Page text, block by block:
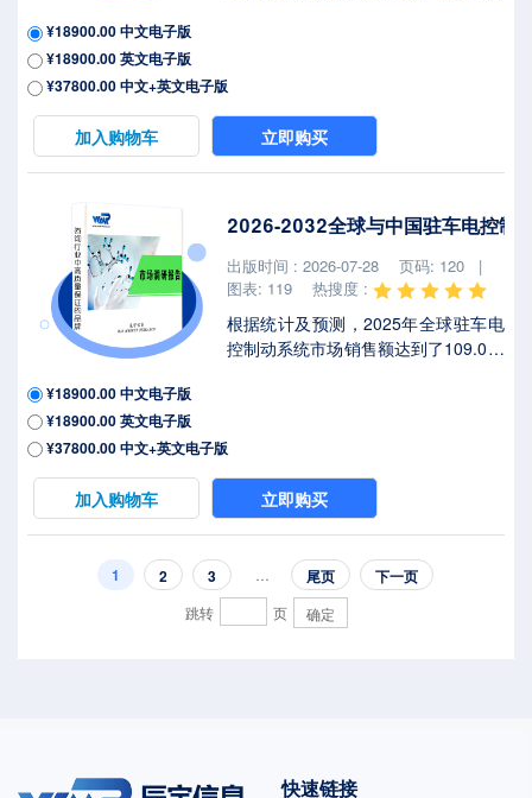
看，中国市场在过去几年变化较快，
2025年市场规模为 百万美元，约占全
球的 %，预计2032年将达到 百万美
元，届时全球占比将达到 %。2025年
著不确定性，本报告将深入解析最新
关税调整及各国应对战略对汽车碳纤
维嵌件市场竞争态势、区域经济联动
及供应链重构的潜在影响。2025年全
球汽车碳纤...
¥18900.00 中文电子版
¥18900.00 英文电子版
¥37800.00 中文+英文电子版
加入购物车 立即购买
2026-2032全球与中国驻车电控制
出版时间 : 2026-07-28
页码: 120 |
图表: 119
热搜度 :
根据统计及预测，2025年全球驻车电
控制动系统市场销售额达到了109.0亿
看，中国市场在过去几年变化较快，
2025年市场规模为 百万美元，约占全
球的 %，预计2032年将达到 百万美
元，届时全球占比将达到 %。2025年
著不确定性，本报告将深入解析最新
关税调整及各国应对战略对驻车电控
制动系统市场竞争态势、区域经济联
¥18900.00 中文电子版
¥18900.00 英文电子版
¥37800.00 中文+英文电子版
加入购物车 立即购买
1 2 3 尾页 下一页
跳转 页 确定
快速链接